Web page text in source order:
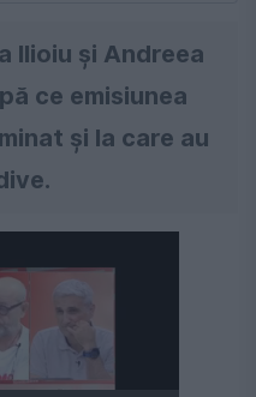
Ilioiu și Andreea
ce emisiunea
și la care au